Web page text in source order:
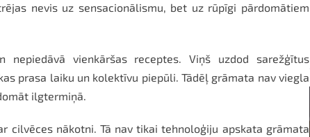
nevis uz sensacionālismu, bet uz rūpīgi pārdomātiem
vienkāršas receptes. Viņš uzdod sarežģītus
prasa laiku un kolektīvu piepūli. Tādēļ grāmata nav viegla
ilgtermiņā.
cilvēces nākotni. Tā nav tikai tehnoloģiju apskata grāmata